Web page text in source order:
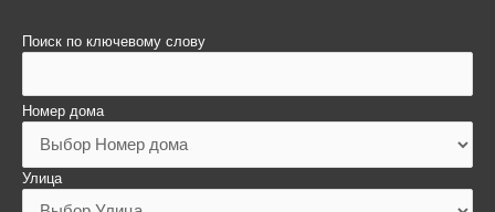
Поиск по ключевому слову
Номер дома
Улица